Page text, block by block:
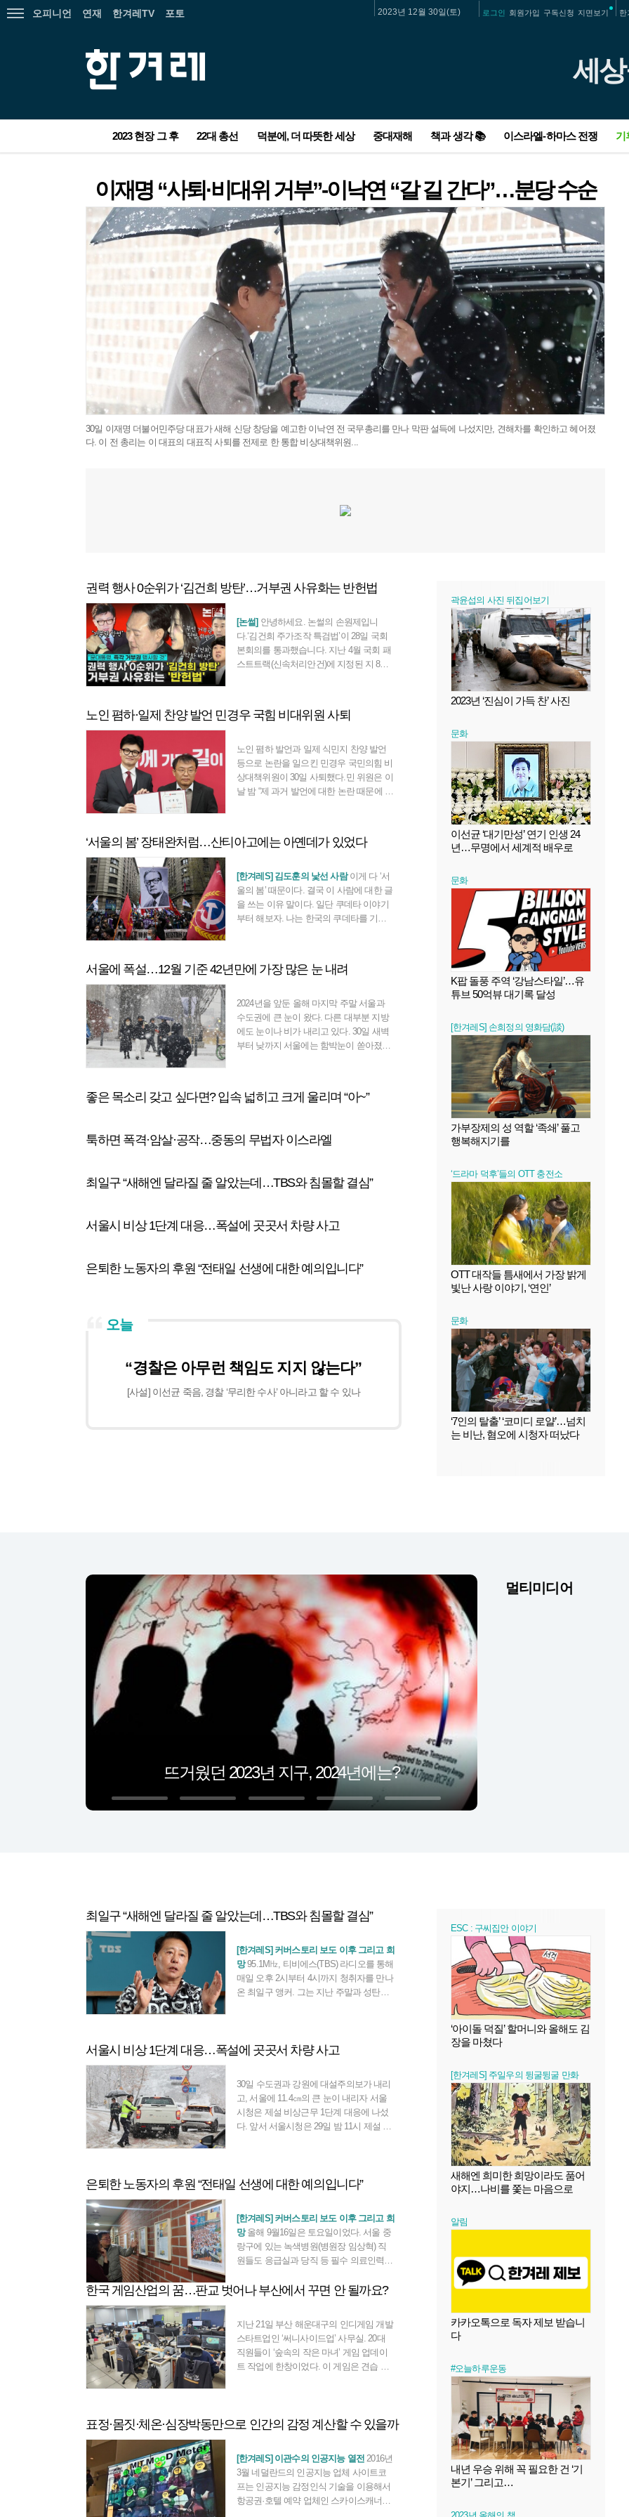
전
오피니언 연재 한겨레TV 포토 한
로그인 회원가입 구독신청 지면보기
2023년 12월 30일(토)
한
겨
레
세
스
2023 현장 그 후
농지 돌아가는 잼버리 야영지…주
민들 마음엔 상처만 남았다
폭우에 부서진 집 그대로…임시주
택 떠날 2년 뒤 더 걱정
22대 총선
노인 폄하·일제 찬양 발언 민경우
국힘 비대위원 사퇴
‘김건희 특검법’ 시간은 누구 편일
까…여야, 재표결 타이밍 싸움
한동훈, 사무총장에 초선 장동혁·여연 원장
홍영림 전 기자 임명
이석현 전 국회부의장, 민주당 탈당…“이낙
연과 신당 만들 것”
덕분에, 더 따뜻한 세상
“누가 눈 치웠지?”…무인매장 앞
CCTV에 찍힌 어르신
‘90원 아침밥’ 할머니가 남긴 사
랑…“산골 아이들 배 든든하게”
“이효리가 비행기 옆자리에”…희소병 유튜
버가 위로받은 사연
의학도 꿈꾼 대학생, 장기기증으로 6명 살리
고 떠난 뒤 명예졸업
중대재해
현대삼호중공업 40대 노동자 질식
사…올해만 3번째 사망사고
중대재해법 첫 대법 유죄 판결에
도…선고된 12건 중 실형은 ‘1건’ 뿐
인권위 “중대재해법, 유예 대신 확대해야”…
국회의장에 의견 표명
골반 깨져 오는 같은 회사 청년들…‘중대재
해법 유예’라는 사망선고
책과 생각 📚
[올해의 책] 숙제를 풀 실마리를 찾
아, 다시 책으로 ①국내서
[올해의 책] 숙제를 풀 실마리를 찾
아, 다시 책으로 ②번역서
3년 동안 멈췄던 계란말이 버스, 다시 출발
합니다
푸코 사유 속 권력-지식-공간이란 세 축
이스라엘-하마스 전쟁
‘홍해 운항 재개’ 준비 소식에 유가
3% 내려
이란 고농축 우라늄 생산량 증가…
미국 등 4개국 “무모한 짓”
미 국무장관 새해 초 이스라엘 다섯번째 방
문…전후 구상 논의
팔레스타인 출신 활동가가 이스라엘 친구들
에게
기
정부, ‘후쿠시마 오염수 대응’ 전담
조직 만든다
새해 첫 해맞이 7시26분…‘일출 명
소’ 동해선 보기 힘들 수도
경제적 관점에서 본 2023년 최악의 기후재
난은 ‘하와이 산불’
IEA 사무총장 “개도국 청정에너지 투자 지원
우선 순위에 두겠다”
이재명 “사퇴·비대위 거부”-이낙연 “갈 길 간다”…분당 수순
30일 이재명 더불어민주당 대표가 새해 신당 창당을 예고한 이낙연 전 국무총리를 만나 막판 설득에 나섰지만, 견해차를 확인하고 헤어졌
다. 이 전 총리는 이 대표의 대표직 사퇴를 전제로 한 통합 비상대책위원...
주
기
사
권력 행사 0순위가 ‘김건희 방탄’…거부권 사유화는 반헌법
[논썰] 안녕하세요. 논썰의 손원제입니
다.‘김건희 주가조작 특검법’이 28일 국회
본회의를 통과했습니다. 지난 4월 국회 패
스트트랙(신속처리안건)에 지정된 지 8개
수사는 올스톱 상태입니다. 핵심 공범들이
년이 다 돼 갑니다. 재판 과정에서 공판검
사도, 판사도 김 여사 가담 정황을 짚었습
니다. 그러나 검찰 조직은 부끄러움도 모
른 채 ‘
노인 폄하·일제 찬양 발언 민경우 국힘 비대위원 사퇴
노인 폄하 발언과 일제 식민지 찬양 발언
등으로 논란을 일으킨 민경우 국민의힘 비
상대책위원이 30일 사퇴했다.민 위원은 이
날 밤 “제 과거 발언에 대한 논란 때문에 비
치 청산을 위해 최선의 노력을 다하겠
된 민 위원은 과거 유튜브 방송에서 “지금
가장 최대의 비극은 노인네들이 너무 오래
산다는 것”이라며 “그러니까 빨리빨리 돌
아가시라”고
‘서울의 봄’ 장태완처럼…산티아고에는 아옌데가 있었다
[한겨레S] 김도훈의 낯선 사람이게 다 ‘서
울의 봄’ 때문이다. 결국 이 사람에 대한 글
을 쓰는 이유 말이다. 일단 쿠데타 이야기
부터 해보자. 나는 한국의 쿠데타를 기억
는 전두환을 기억하는 나이다. 지나칠 정
중반까지 초등학교 교실에는 전두환 사진
이 걸려 있었다. 이순자 사진도 같이 걸려
있었다. 두 양반은 요즘 급훈이 걸려 있을
칠판 위에서 종일 초등학생들을 내
서울에 폭설…12월 기준 42년만에 가장 많은 눈 내려
2024년을 앞둔 올해 마지막 주말 서울과
수도권에 큰 눈이 왔다. 다른 대부분 지방
에도 눈이나 비가 내리고 있다. 30일 새벽
부터 낮까지 서울에는 함박눈이 쏟아졌다.
울 전체 기간으로 봐도 2010년 1월4일(25.4
차를 운전하는 시민들은 겨울장비를 갖추
좋은 목소리 갖고 싶다면? 입속 넓히고 크게 울리며 “아~”
툭하면 폭격·암살·공작…중동의 무법자 이스라엘
최일구 “새해엔 달라질 줄 알았는데…TBS와 침몰할 결심”
서울시 비상 1단계 대응…폭설에 곳곳서 차량 사고
은퇴한 노동자의 후원 “전태일 선생에 대한 예의입니다”
오늘
“경찰은 아무런 책임도 지지 않는다”
[사설] 이선균 죽음, 경찰 ‘무리한 수사’ 아니라고 할 수 있나
곽윤섭의 사진 뒤집어보기
2023년 ‘진심이 가득 찬’ 사진
문화
이선균 ‘대기만성’ 연기 인생 24
년…무명에서 세계적 배우로
문화
K팝 돌풍 주역 ‘강남스타일’…유
튜브 50억뷰 대기록 달성
[한겨레S] 손희정의 영화담(談)
가부장제의 성 역할 ‘족쇄’ 풀고
행복해지기를
‘드라마 덕후’들의 OTT 충전소
OTT 대작들 틈새에서 가장 밝게
빛난 사랑 이야기, ‘연인’
문화
‘7인의 탈출’ ‘코미디 로얄’…넘치
는 비난, 혐오에 시청자 떠났다
뜨거웠던 2023년 지구, 2024년에는?
1 2 3 4 5
멀티미디어
최일구 “새해엔 달라질 줄 알았는데…TBS와 침몰할 결심”
[한겨레S] 커버스토리 보도 이후 그리고 희
망95.1M㎐, 티비에스(TBS) 라디오를 통해
매일 오후 2시부터 4시까지 청취자를 만나
온 최일구 앵커. 그는 지난 주말과 성탄절
기 때문이다. 사흘 동안 성탄 연휴를 보내
다.
서울시 비상 1단계 대응…폭설에 곳곳서 차량 사고
30일 수도권과 강원에 대설주의보가 내리
고, 서울에 11.4㎝의 큰 눈이 내리자 서울
시청은 제설 비상근무 1단계 대응에 나섰
다. 앞서 서울시청은 29일 밤 11시 제설 비
서해지역 강설 이동 경로에 설치된 폐쇄회
다. 이날 오전 눈이 내리기 시작한 뒤엔 인
력과 장비를 투입해 보행로와 이
은퇴한 노동자의 후원 “전태일 선생에 대한 예의입니다”
[한겨레S] 커버스토리 보도 이후 그리고 희
망올해 9월16일은 토요일이었다. 서울 중
랑구에 있는 녹색병원(병원장 임상혁) 직
원들도 응급실과 당직 등 필수 의료인력을
었다. 정창욱 기획팀장은 제시간에 퇴근하
었다.
한국 게임산업의 꿈…판교 벗어나 부산에서 꾸면 안 될까요?
지난 21일 부산 해운대구의 인디게임 개발
스타트업인 ‘써니사이드업’ 사무실. 20대
직원들이 ‘숲속의 작은 마녀’ 게임 업데이
트 작업에 한창이었다. 이 게임은 견습 마
게임이다. 개발자들은 이 게임 완성본에
넣을 그래픽 이미지를 만들고 있었고, 품
질보증담당자(QA)는 버그가 없는지, 게임
을 재미있게
표정·몸짓·체온·심장박동만으로 인간의 감정 계산할 수 있을까
[한겨레S] 이관수의 인공지능 열전 2016년
3월 네덜란드의 인공지능 업체 사이트코
프는 인공지능 감정인식 기술을 이용해서
항공권·호텔 예약 업체인 스카이스캐너가
ESC : 구씨집안 이야기
‘아이돌 덕질’ 할머니와 올해도 김
장을 마쳤다
[한겨레S] 주일우의 뒹굴뒹굴 만화
새해엔 희미한 희망이라도 품어
야지…나비를 쫓는 마음으로
알림
카카오톡으로 독자 제보 받습니
다
#오늘하루운동
내년 우승 위해 꼭 필요한 건 ‘기
본기’ 그리고…